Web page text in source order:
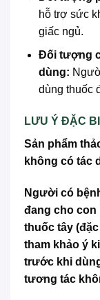
hỗ trợ sức
giấc ngủ.
Đối tượng
dùng:
dùng thuốc
LƯU Ý ĐẶC
Sản phẩm
không có tác
Người có
đang cho con
thuốc tây
tham khảo ý
trước khi
tương tác